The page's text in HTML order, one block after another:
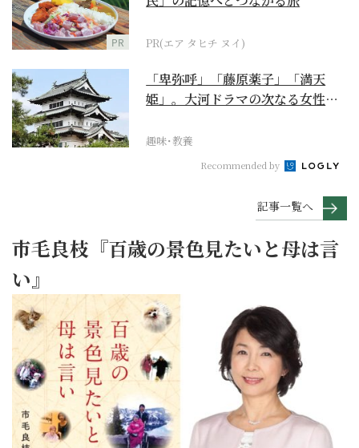
PR PR(エア タヒチ ヌイ)
「卑弥呼」「藤原薬子」「満天
姫」。大河ドラマの次なる女性主
趣味･教養
Recommended by
記事一覧へ
市毛良枝『百歳の景色見たいと母は言
い』